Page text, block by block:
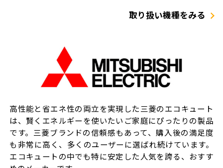
取り扱い機種をみる
高性能と省エネ性の両立を実現した三菱のエコキュート
は、賢くエネルギーを使いたいご家庭にぴったりの製品
です。三菱ブランドの信頼感もあって、購入後の満足度
も非常に高く、多くのユーザーに選ばれ続けています。
エコキュートの中でも特に安定した人気を誇る、おすす